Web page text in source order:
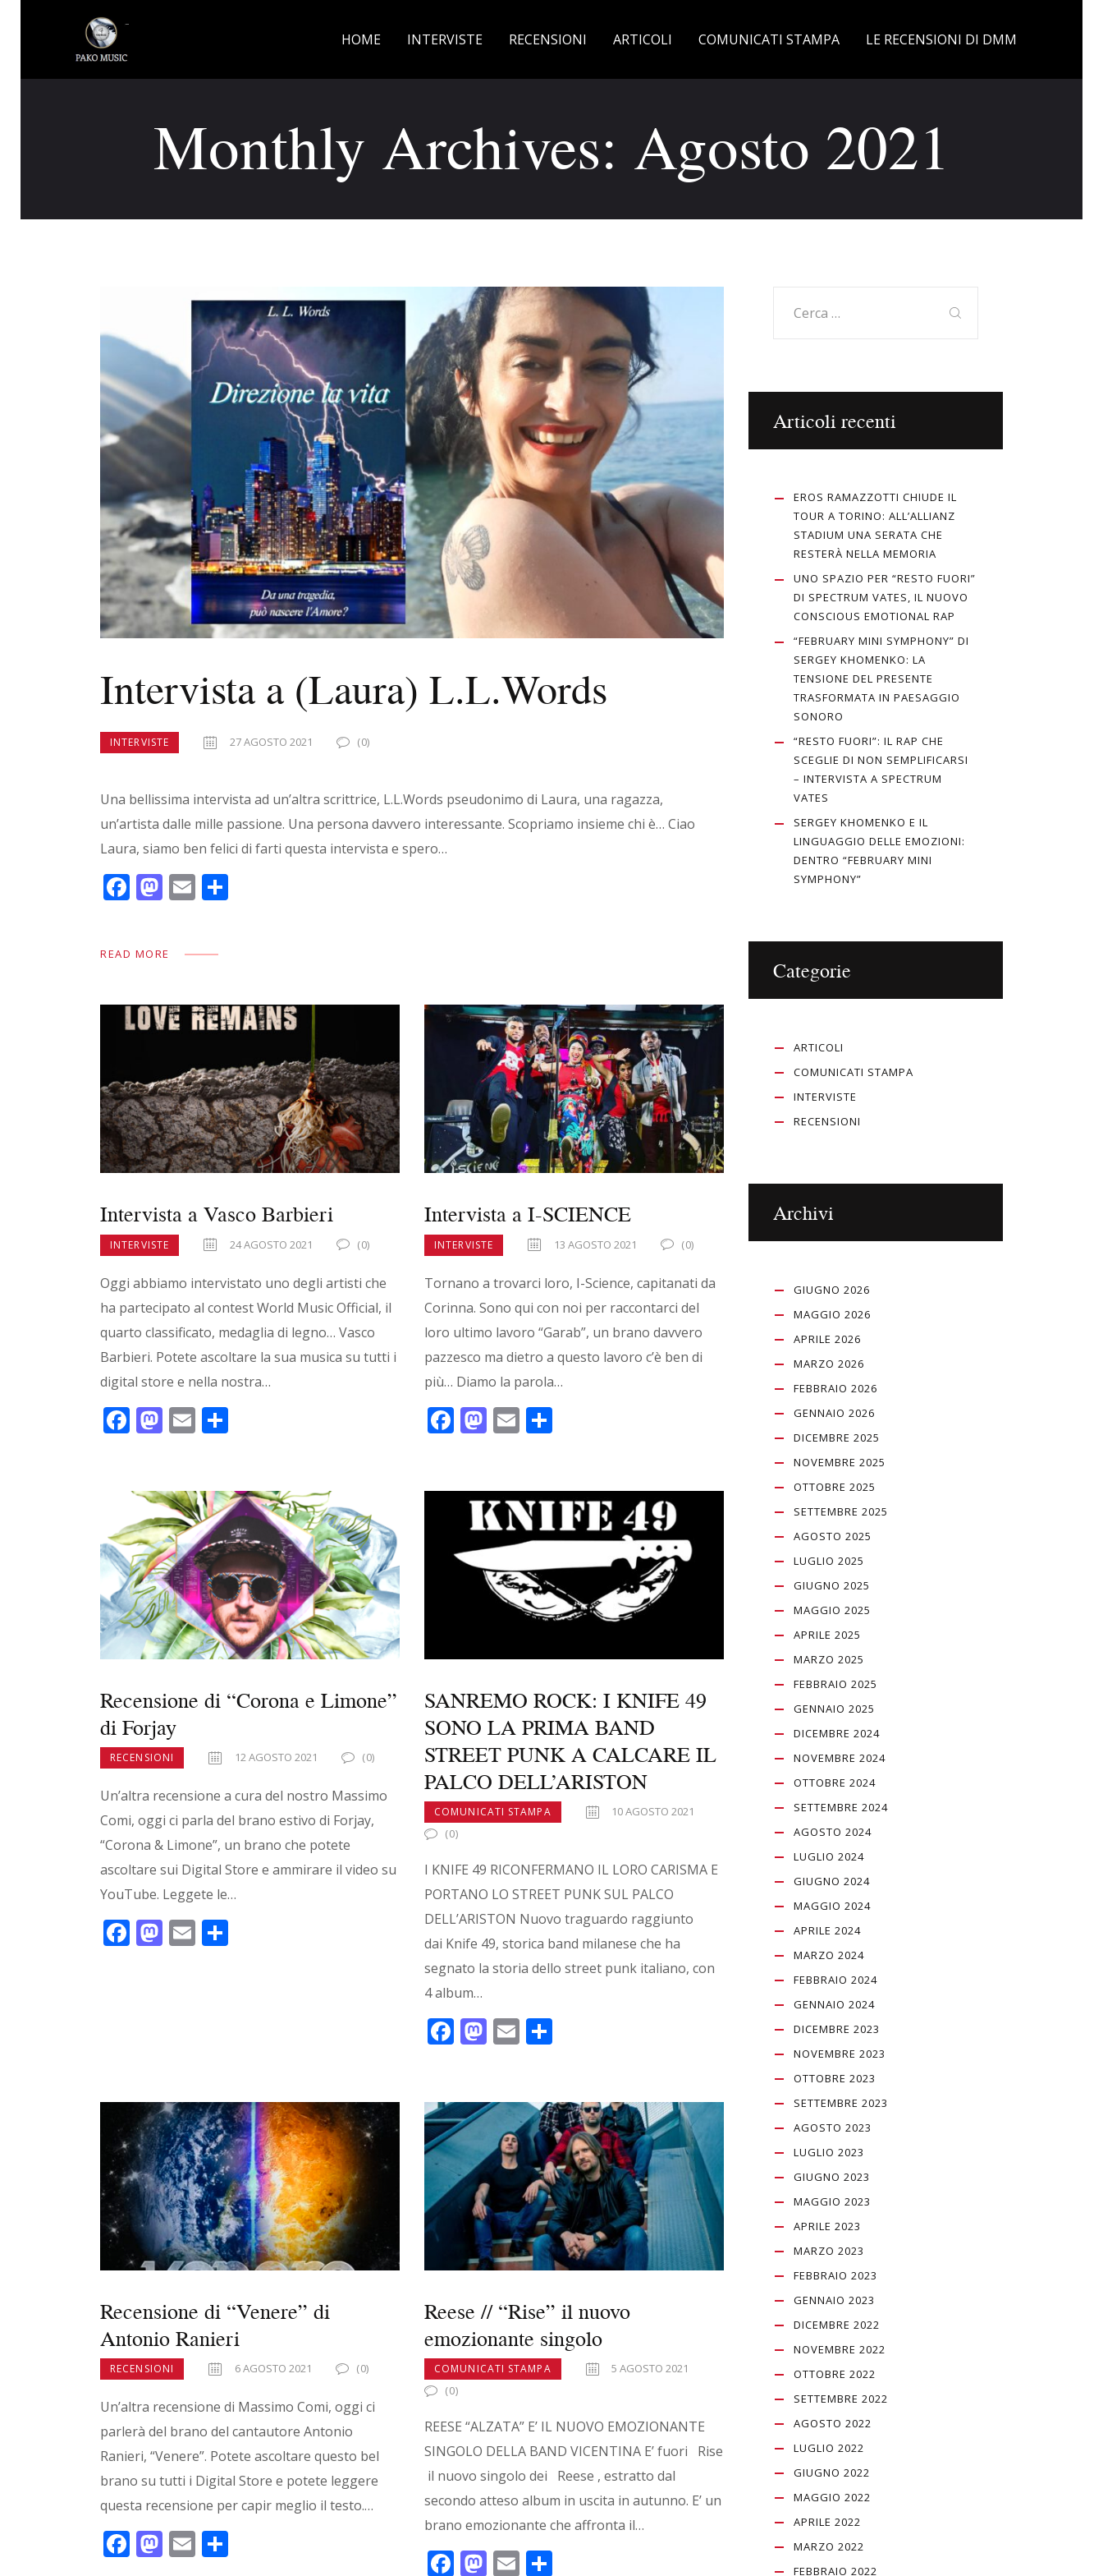
HOME INTERVISTE RECENSIONI ARTICOLI COMUNICATI STAMPA LE RECENSIONI DI DMM
Monthly Archives: Agosto 2021
Intervista a (Laura) L.L.Words
INTERVISTE 27 AGOSTO 2021 (0)
Una bellissima intervista ad un’altra scrittrice, L.L.Words pseudonimo di Laura, una ragazza,
un’artista dalle mille passione. Una persona davvero interessante. Scopriamo insieme chi è… Ciao
Laura, siamo ben felici di farti questa intervista e spero…
F
b
o
M
d
n
E
l
di
READ MORE
Intervista a Vasco Barbieri
INTERVISTE 24 AGOSTO 2021 (0)
Oggi abbiamo intervistato uno degli artisti che
ha partecipato al contest World Music Official, il
quarto classificato, medaglia di legno… Vasco
Barbieri. Potete ascoltare la sua musica su tutti i
digital store e nella nostra…
F
b
o
o
k
M
d
o
n
E
l di
vi
di
Intervista a I-SCIENCE
INTERVISTE 13 AGOSTO 2021 (0)
Tornano a trovarci loro, I-Science, capitanati da
Corinna. Sono qui con noi per raccontarci del
loro ultimo lavoro “Garab”, un brano davvero
pazzesco ma dietro a questo lavoro c’è ben di
più… Diamo la parola…
F
b
o
M
d
o
n
E
l di
vi
di
Recensione di “Corona e Limone”
di Forjay
RECENSIONI 12 AGOSTO 2021 (0)
Un’altra recensione a cura del nostro Massimo
Comi, oggi ci parla del brano estivo di Forjay,
“Corona & Limone”, un brano che potete
ascoltare sui Digital Store e ammirare il video su
YouTube. Leggete le…
F M E
SANREMO ROCK: I KNIFE 49
SONO LA PRIMA BAND
STREET PUNK A CALCARE IL
PALCO DELL’ARISTON
COMUNICATI STAMPA
10 AGOSTO 2021
(0)
I KNIFE 49 RICONFERMANO IL LORO CARISMA E
PORTANO LO STREET PUNK SUL PALCO
DELL’ARISTON Nuovo traguardo raggiunto
dai Knife 49, storica band milanese che ha
segnato la storia dello street punk italiano, con
4 album…
F
b
o
o
k
M
d
o
n
E
l di
vi
di
Recensione di “Venere” di
Antonio Ranieri
RECENSIONI 6 AGOSTO 2021 (0)
Un’altra recensione di Massimo Comi, oggi ci
parlerà del brano del cantautore Antonio
Ranieri, “Venere”. Potete ascoltare questo bel
brano su tutti i Digital Store e potete leggere
questa recensione per capir meglio il testo.…
F M E
Reese // “Rise” il nuovo
emozionante singolo
COMUNICATI STAMPA
5 AGOSTO 2021
(0)
REESE “ALZATA” E’ IL NUOVO EMOZIONANTE
SINGOLO DELLA BAND VICENTINA E’ fuori Rise
il nuovo singolo dei Reese , estratto dal
secondo atteso album in uscita in autunno. E’ un
brano emozionante che affronta il…
F M E
per:
Articoli recenti
EROS RAMAZZOTTI CHIUDE IL
TOUR A TORINO: ALL’ALLIANZ
STADIUM UNA SERATA CHE
RESTERÀ NELLA MEMORIA
UNO SPAZIO PER “RESTO FUORI”
DI SPECTRUM VATES, IL NUOVO
CONSCIOUS EMOTIONAL RAP
“FEBRUARY MINI SYMPHONY” DI
SERGEY KHOMENKO: LA
TENSIONE DEL PRESENTE
TRASFORMATA IN PAESAGGIO
SONORO
“RESTO FUORI”: IL RAP CHE
SCEGLIE DI NON SEMPLIFICARSI
– INTERVISTA A SPECTRUM
VATES
SERGEY KHOMENKO E IL
LINGUAGGIO DELLE EMOZIONI:
DENTRO “FEBRUARY MINI
SYMPHONY”
Categorie
ARTICOLI
COMUNICATI STAMPA
INTERVISTE
RECENSIONI
Archivi
GIUGNO 2026
MAGGIO 2026
APRILE 2026
MARZO 2026
FEBBRAIO 2026
GENNAIO 2026
DICEMBRE 2025
NOVEMBRE 2025
OTTOBRE 2025
SETTEMBRE 2025
AGOSTO 2025
LUGLIO 2025
GIUGNO 2025
MAGGIO 2025
APRILE 2025
MARZO 2025
FEBBRAIO 2025
GENNAIO 2025
DICEMBRE 2024
NOVEMBRE 2024
OTTOBRE 2024
SETTEMBRE 2024
AGOSTO 2024
LUGLIO 2024
GIUGNO 2024
MAGGIO 2024
APRILE 2024
MARZO 2024
FEBBRAIO 2024
GENNAIO 2024
DICEMBRE 2023
NOVEMBRE 2023
OTTOBRE 2023
SETTEMBRE 2023
AGOSTO 2023
LUGLIO 2023
GIUGNO 2023
MAGGIO 2023
APRILE 2023
MARZO 2023
FEBBRAIO 2023
GENNAIO 2023
DICEMBRE 2022
NOVEMBRE 2022
OTTOBRE 2022
SETTEMBRE 2022
AGOSTO 2022
LUGLIO 2022
GIUGNO 2022
MAGGIO 2022
APRILE 2022
MARZO 2022
FEBBRAIO 2022